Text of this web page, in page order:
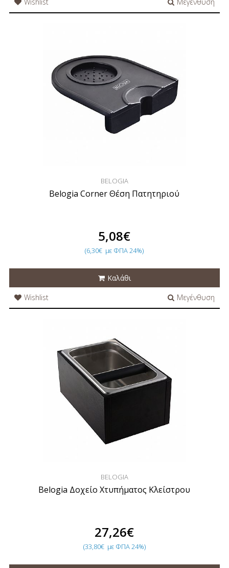
BELOGIA
Belogia Corner Θέση Πατητηριού
5,08€
(6,30€ με ΦΠΑ 24%)
Καλάθι
Wishlist
Μεγένθυση
BELOGIA
Belogia Δοχείο Χτυπήματος Κλείστρου
27,26€
(33,80€ με ΦΠΑ 24%)